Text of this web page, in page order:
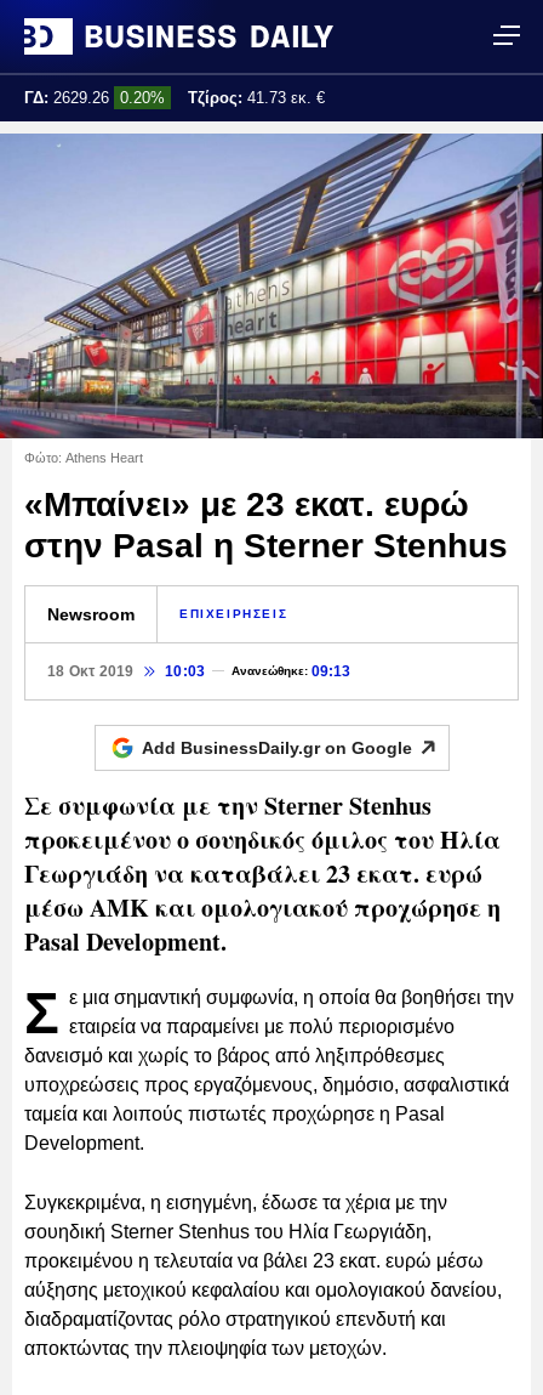
ΓΔ: 2629.26 0.20% Τζίρος: 41.73 εκ. €
Τελ. ενημέρωση:
Φώτο: Athens Heart
«Μπαίνει» με 23 εκατ. ευρώ
στην Pasal η Sterner Stenhus
Newsroom ΕΠΙΧΕΙΡΗΣΕΙΣ
18 Οκτ 2019 10:03 Ανανεώθηκε: 09:13
Add BusinessDaily.gr on Google
Σε συμφωνία με την Sterner Stenhus
προκειμένου ο σουηδικός όμιλος του Ηλία
Γεωργιάδη να καταβάλει 23 εκατ. ευρώ
μέσω ΑΜΚ και ομολογιακού προχώρησε η
Pasal Development.
Σ ε μια σημαντική συμφωνία, η οποία θα βοηθήσει την
εταιρεία να παραμείνει με πολύ περιορισμένο
δανεισμό και χωρίς το βάρος από ληξιπρόθεσμες
υποχρεώσεις προς εργαζόμενους, δημόσιο, ασφαλιστικά
ταμεία και λοιπούς πιστωτές προχώρησε η Pasal
Development.
Συγκεκριμένα, η εισηγμένη, έδωσε τα χέρια με την
σουηδική Sterner Stenhus του Ηλία Γεωργιάδη,
προκειμένου η τελευταία να βάλει 23 εκατ. ευρώ μέσω
αύξησης μετοχικού κεφαλαίου και ομολογιακού δανείου,
διαδραματίζοντας ρόλο στρατηγικού επενδυτή και
αποκτώντας την πλειοψηφία των μετοχών.